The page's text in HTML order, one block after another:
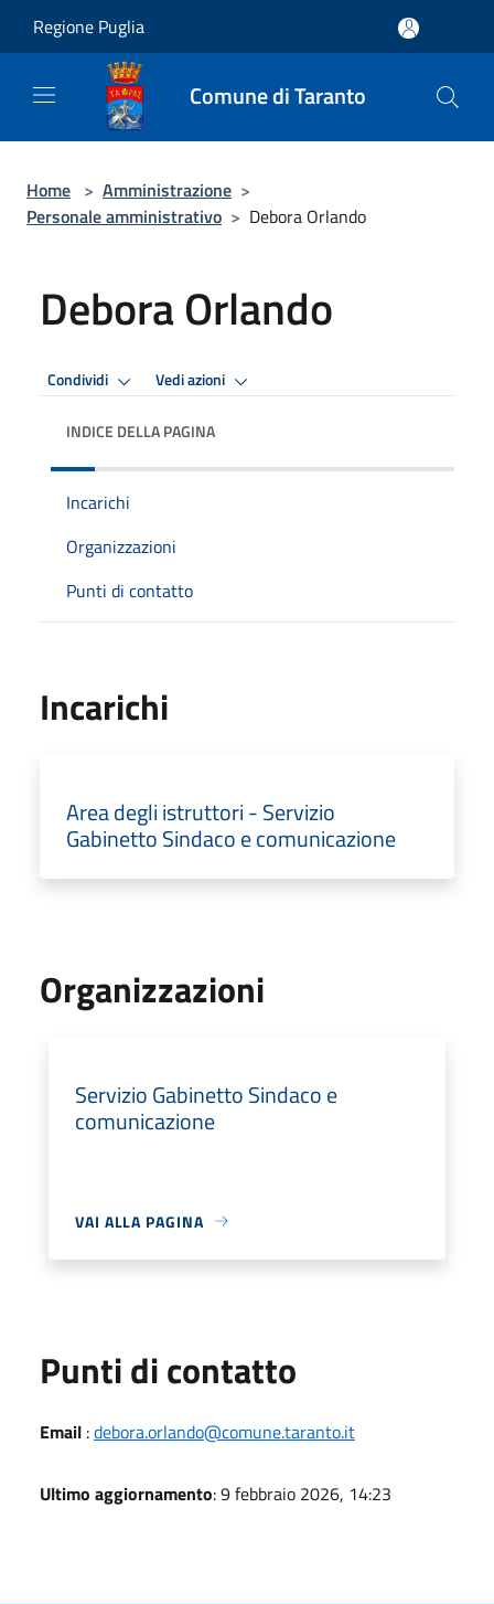
Regione Puglia
Comune di Taranto
Home > Amministrazione >
Personale amministrativo > Debora Orlando
Debora Orlando
Condividi Vedi azioni
INDICE DELLA PAGINA
Incarichi
Organizzazioni
Punti di contatto
Incarichi
Area degli istruttori - Servizio
Gabinetto Sindaco e comunicazione
Organizzazioni
Servizio Gabinetto Sindaco e
comunicazione
VAI ALLA PAGINA
Punti di contatto
Email :debora.orlando@comune.taranto.it
Ultimo aggiornamento: 9 febbraio 2026, 14:23